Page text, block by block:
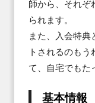
師から、それぞ
られます。
また、入会特典
トされるのも
て、自宅でもた
基本情報